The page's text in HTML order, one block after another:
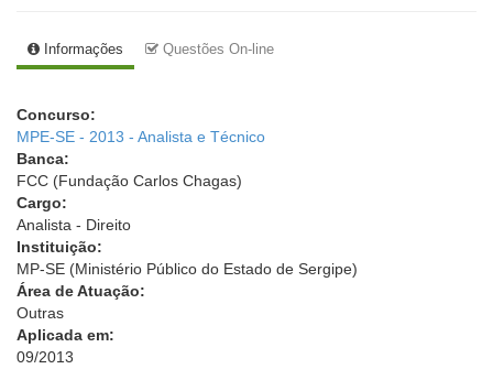
Informações Questões On-line
Concurso:
MPE-SE - 2013 - Analista e Técnico
Banca:
FCC (Fundação Carlos Chagas)
Cargo:
Analista - Direito
Instituição:
MP-SE (Ministério Público do Estado de Sergipe)
Área de Atuação:
Outras
Aplicada em:
09/2013